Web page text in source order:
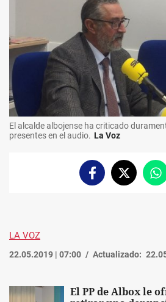
El alcalde albojense ha criticado
presentes en el audio. La Voz
FacebookTwitter
LA VOZ
22.05.2019 | 07:00 Actualizado:
El PP de Albox le